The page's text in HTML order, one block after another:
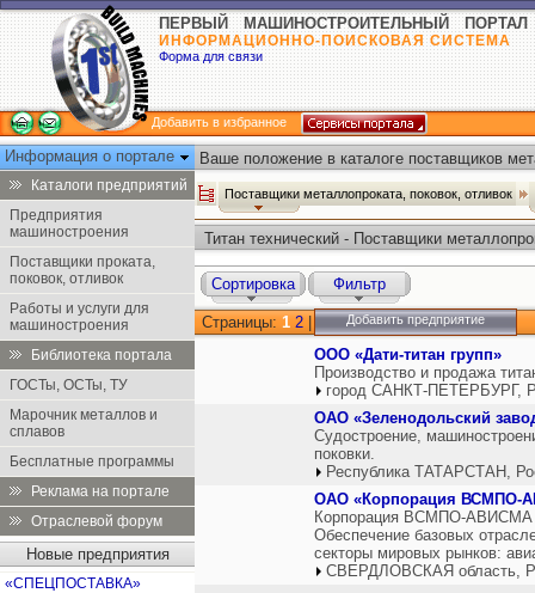
ПЕРВЫЙ МАШИНОСТРОИТЕЛЬНЫЙ ПОРТАЛ
ИНФОРМАЦИОННО-ПОИСКОВАЯ СИСТЕМА
Форма для связи
Добавить в избранное
Информация о портале
Каталоги предприятий
Предприятия
машиностроения
Поставщики проката,
поковок, отливок
Работы и услуги для
машиностроения
Библиотека портала
ГОСТы, ОСТы, ТУ
Марочник металлов и
сплавов
Бесплатные программы
Реклама на портале
Отраслевой форум
Новые предприятия
«СПЕЦПОСТАВКА»
Ваше положение в каталоге поставщиков
Поставщики металлопроката, поковок, отливок
Титан технический - Поставщики
Сортировка Фильтр
Страницы: 1 2 Добавить предприятие
ООО «Дати-титан групп»
Производство и продажа
город САНКТ-ПЕТЕРБУРГ,
ОАО «Зеленодольский
Судостроение,
поковки.
Республика ТАТАРСТАН,
ОАО «Корпорация ВСМПО-
Корпорация ВСМПО-АВИСМА -
Обеспечение базовых
секторы мировых рынков:
СВЕРДЛОВСКАЯ область,